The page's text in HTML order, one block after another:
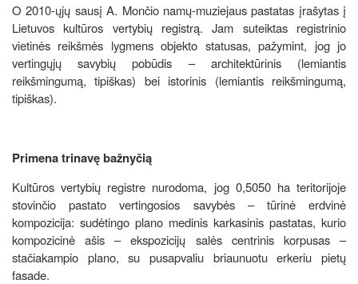
O 2010-ųjų sausį A. Mončio namų-muziejaus pastatas įrašytas į
Lietuvos kultūros vertybių registrą. Jam suteiktas registrinio
vietinės reikšmės lygmens objekto statusas, pažymint, jog jo
vertingųjų savybių pobūdis – architektūrinis (lemiantis
reikšmingumą, tipiškas) bei istorinis (lemiantis reikšmingumą,
tipiškas).
Primena trinavę bažnyčią
Kultūros vertybių registre nurodoma, jog 0,5050 ha teritorijoje
stovinčio pastato vertingosios savybės – tūrinė erdvinė
kompozicija: sudėtingo plano medinis karkasinis pastatas, kurio
kompozicinė ašis – ekspozicijų salės centrinis korpusas –
stačiakampio plano, su pusapvaliu briaunuotu erkeriu pietų
fasade.